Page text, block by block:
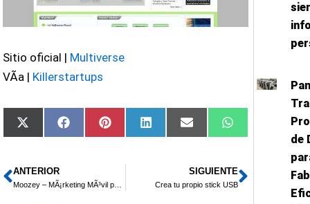
Sitio oficial | Multiverse
VÃ­a | Killerstartups
Compartir
en
X
(Twitter)
Compartir
en
FacebookCompartir
en
PinterestCompartir
en
LinkedInCompartir
en
Email
Compartir
en
WhatsApp
Ant
ANTERIOR
Moozey – MÃ¡rketing MÃ³vil para novatos
SIGUIENTE
Crea tu propio stick USB
de